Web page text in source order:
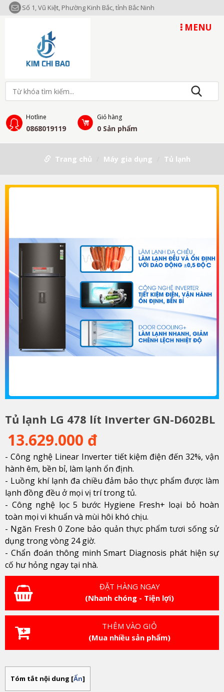
Số 1, Vũ Kiệt, Phường Kinh Bắc, tỉnh Bắc Ninh
MENU
Hotline
0868019119
Giỏ hàng
0 Sản phẩm
Trang chủ Máy gia dụng Tủ lạnh
Tủ lạnh LG 478 lít Inverter GN-D602BL
13.629.000 đ
- Công nghệ Linear Inverter tiết kiệm điện đến 32%, vận
hành êm, bền bỉ, làm lạnh ổn định.
- Luồng khí lạnh đa chiều đảm bảo thực phẩm được làm
lạnh đồng đều ở mọi vị trí trong tủ.
- Công nghệ lọc 5 bước Hygiene Fresh+ loại bỏ hoàn
toàn mọi vi khuẩn và mùi hôi khó chịu.
- Ngăn Fresh 0 Zone bảo quản thực phẩm tươi sống sử
dụng trong vòng 24 giờ.
- Chẩn đoán thông minh Smart Diagnosis phát hiện sự
cố hư hỏng ngay tại nhà.
ĐẶT HÀNG NGAY
(Nhanh chóng - Tiện lợi)
THÊM VÀO GIỎ
(Mua nhiều sản phẩm)
Tóm tắt nội dung [Ẩn]